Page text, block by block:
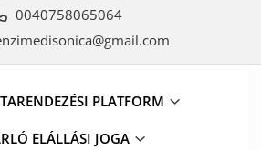
0040758065064
PLATFORM
ELÁLLÁSI JOGA